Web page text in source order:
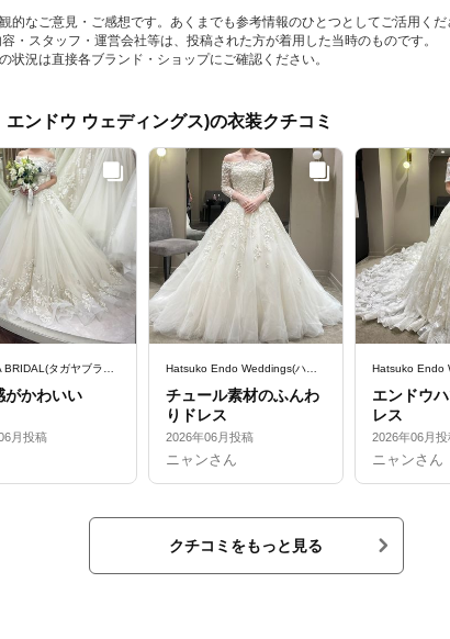
的なご意見・ご感想です。あくまでも参考情報のひとつとしてご活用くだ
・スタッフ・運営会社等は、投稿された方が着用した当時のものです。
況は直接各ブランド・ショップにご確認ください。
ンドウ ウェディングス)の衣装クチコミ
がかわいい
月投稿
チュール素材のふんわ
りドレス
2026年06月投稿
ニャンさん
エンドウ
レス
2026年06月投
ニャンさん
クチコミをもっと見る